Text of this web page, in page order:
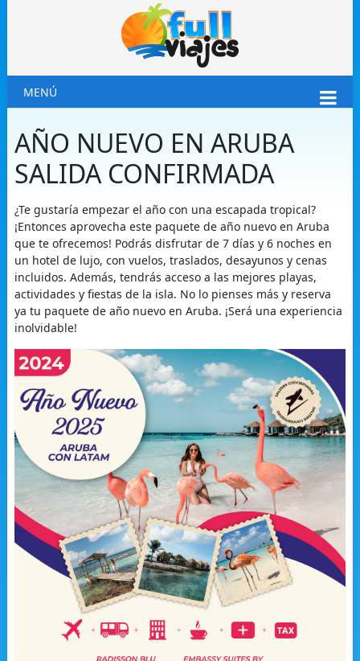
MENÚ
AÑO NUEVO EN ARUBA
SALIDA CONFIRMADA
¿Te gustaría empezar el año con una escapada tropical?
¡Entonces aprovecha este paquete de año nuevo en Aruba
que te ofrecemos! Podrás disfrutar de 7 días y 6 noches en
un hotel de lujo, con vuelos, traslados, desayunos y cenas
incluidos. Además, tendrás acceso a las mejores playas,
actividades y fiestas de la isla. No lo pienses más y reserva
ya tu paquete de año nuevo en Aruba. ¡Será una experiencia
inolvidable!